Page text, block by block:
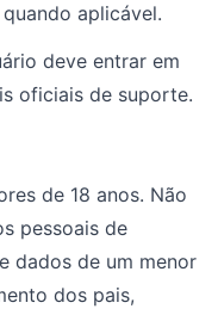
aplicável.
deve entrar em
oficiais de suporte.
de 18 anos. Não
pessoais de
dados de um menor
dos pais,